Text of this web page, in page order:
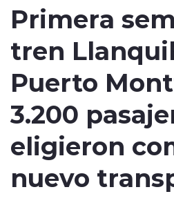
Internacional
Deportes
Primera
tren
Puerto
3.200
eligieron
nuevo